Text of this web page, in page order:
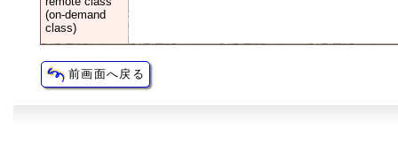
(on-demand
class)